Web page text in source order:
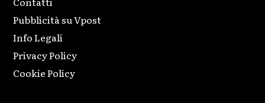
Pubblicità su Vpost
Info Legali
Privacy Policy
Cookie Policy